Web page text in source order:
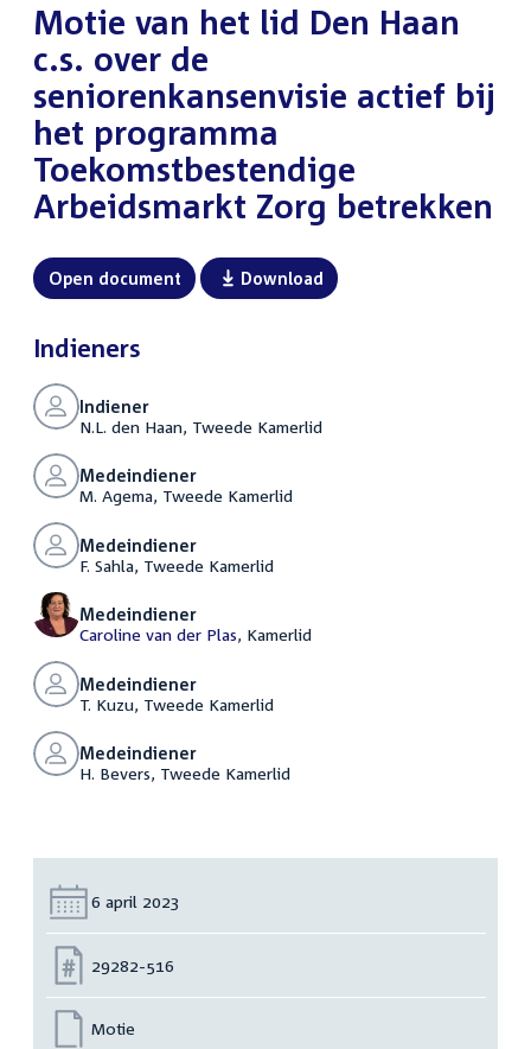
:Motie van het lid Den Haan
c.s. over de
seniorenkansenvisie actief bij
het programma
Toekomstbestendige
Arbeidsmarkt Zorg betrekken
Open document Download
Indieners
Indiener
N.L. den Haan, Tweede Kamerlid
Medeindiener
M. Agema, Tweede Kamerlid
Medeindiener
F. Sahla, Tweede Kamerlid
Medeindiener
Caroline van der Plas, Kamerlid
Medeindiener
T. Kuzu, Tweede Kamerlid
Medeindiener
H. Bevers, Tweede Kamerlid
Datum:
6 april 2023
Nummer:
29282-516
Motie